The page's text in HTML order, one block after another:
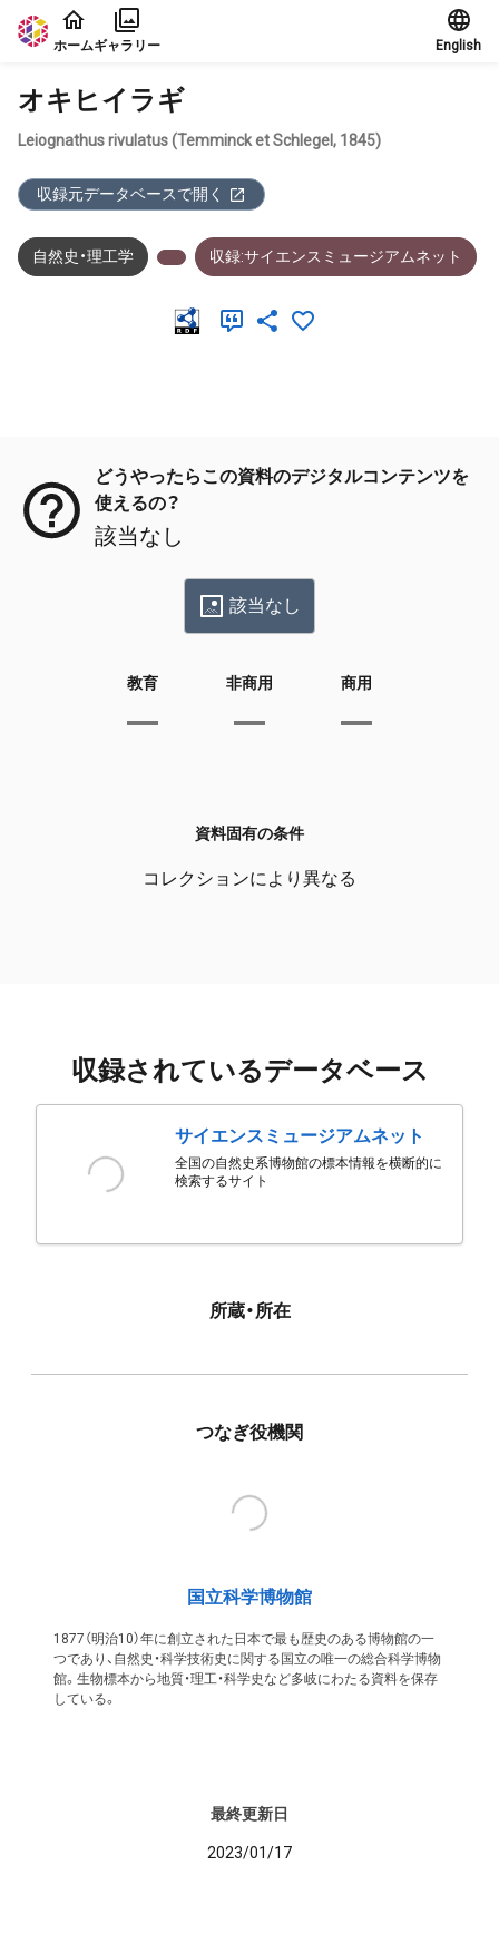
本文に飛ぶ
ホームギャラリー English
オキヒイラギ
Leiognathus rivulatus (Temminck et Schlegel, 1845)
収録元データベースで開く
自然史・理工学 収録:サイエンスミュージアムネット
どうやったらこの資料のデジタルコンテンツを
使えるの？
該当なし
該当なし
教育 非商用 商用
資料固有の条件
コレクションにより異なる
収録されているデータベース
サイエンスミュージアムネット
全国の自然史系博物館の標本情報を横断的に
検索するサイト
所蔵・所在
つなぎ役機関
国立科学博物館
1877（明治10）年に創立された日本で最も歴史のある博物館の一
つであり、自然史・科学技術史に関する国立の唯一の総合科学博物
館。生物標本から地質・理工・科学史など多岐にわたる資料を保存
している。
最終更新日
2023/01/17